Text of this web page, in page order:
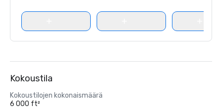
Kokoustila
Kokoustilojen kokonaismäärä
6 000 ft²